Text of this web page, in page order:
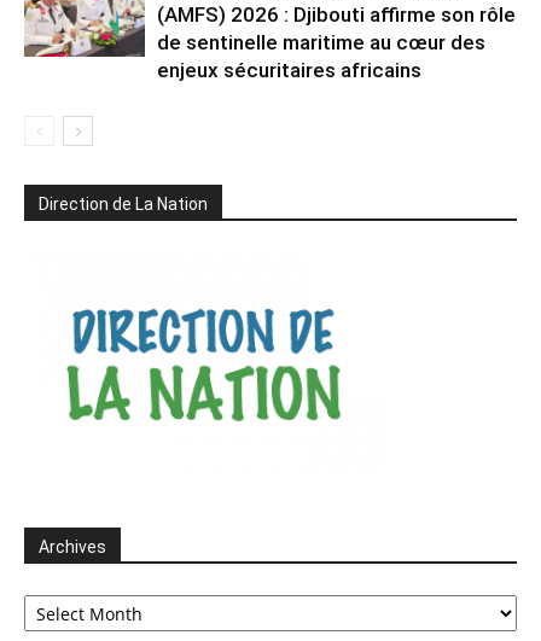
(AMFS) 2026 : Djibouti affirme son rôle
de sentinelle maritime au cœur des
enjeux sécuritaires africains
Direction de La Nation
Archives
Archives